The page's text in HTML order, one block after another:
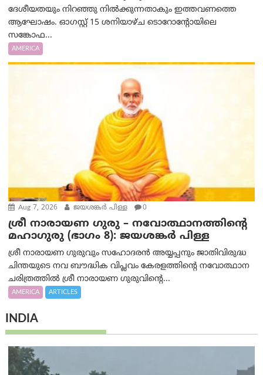
ദേശീയതയും നിറഞ്ഞു നിൽക്കുന്നതാകും ഇത്തവണത്തെ
ആഘോഷം. ഓഗസ്റ്റ് 15 ശനിയാഴ്ച ടൊറോന്റോയിലെ
സങ്കോഫ...
AMERICA
Aug 7, 2026 ജയശങ്കര്‍ പിള്ള 0
ശ്രീ നാരായണ ഗുരു – നവോത്ഥാനത്തിന്റെ
മഹാഗുരു (ഭാഗം 8): ജയശങ്കര്‍ പിള്ള
ശ്രീ നാരായണ ഗുരുവും സഹോദരൻ അയ്യപ്പനും ജാതിവിരുദ്ധ
ചിന്തയുടെ നവ ബൗദ്ധിക വിപ്ലവം കേരളത്തിന്റെ നവോത്ഥാന
ചരിത്രത്തിൽ ശ്രീ നാരായണ ഗുരുവിന്റെ...
AMERICA ARTICLES
INDIA